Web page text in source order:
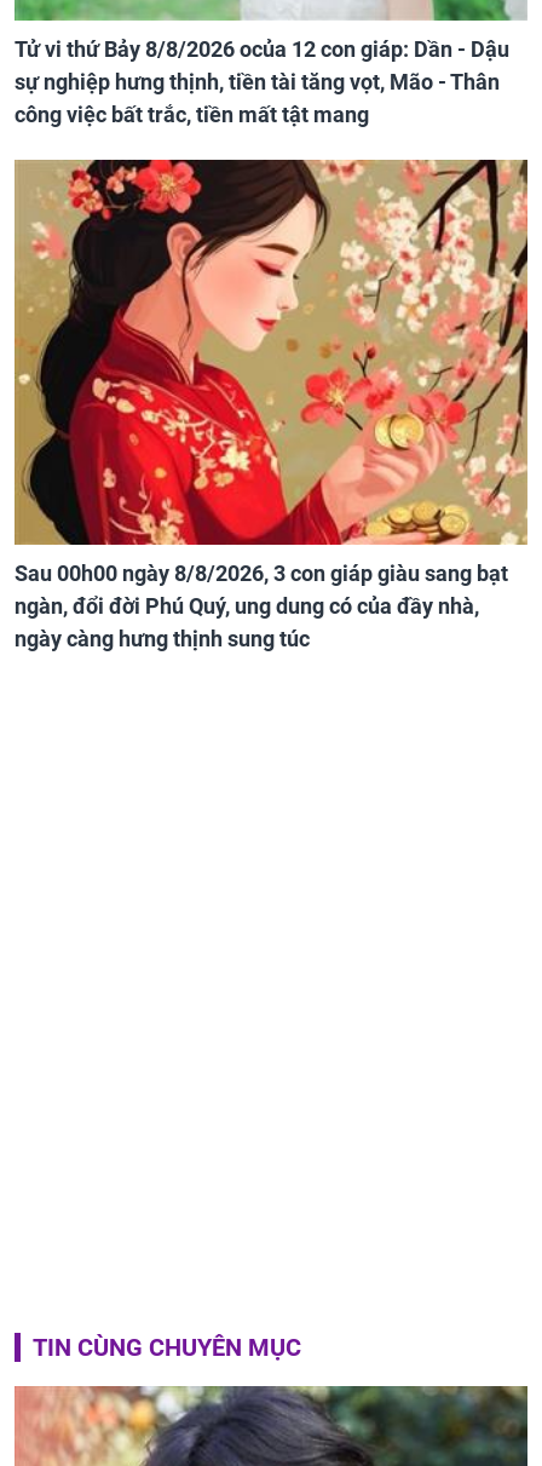
Tử vi thứ Bảy 8/8/2026 ocủa 12 con giáp: Dần - Dậu
sự nghiệp hưng thịnh, tiền tài tăng vọt, Mão - Thân
công việc bất trắc, tiền mất tật mang
Sau 00h00 ngày 8/8/2026, 3 con giáp giàu sang bạt
ngàn, đổi đời Phú Quý, ung dung có của đầy nhà,
ngày càng hưng thịnh sung túc
TIN CÙNG CHUYÊN MỤC